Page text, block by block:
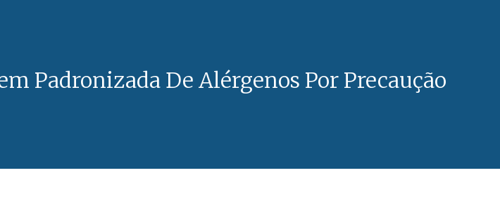
Padronizada De Alérgenos Por Precaução